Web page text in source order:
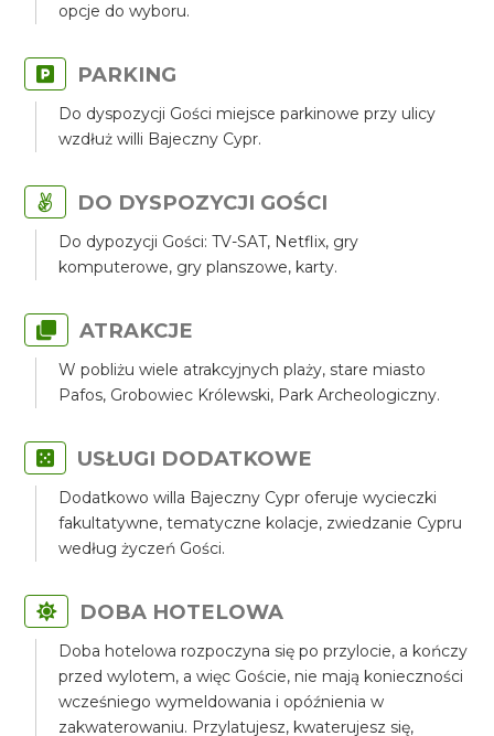
opcje do wyboru.
PARKING
Do dyspozycji Gości miejsce parkinowe przy ulicy
wzdłuż willi Bajeczny Cypr.
DO DYSPOZYCJI GOŚCI
Do dypozycji Gości: TV-SAT, Netflix, gry
komputerowe, gry planszowe, karty.
ATRAKCJE
W pobliżu wiele atrakcyjnych plaży, stare miasto
Pafos, Grobowiec Królewski, Park Archeologiczny.
USŁUGI DODATKOWE
Dodatkowo willa Bajeczny Cypr oferuje wycieczki
fakultatywne, tematyczne kolacje, zwiedzanie Cypru
według życzeń Gości.
DOBA HOTELOWA
Doba hotelowa rozpoczyna się po przylocie, a kończy
przed wylotem, a więc Goście, nie mają konieczności
wcześniego wymeldowania i opóźnienia w
zakwaterowaniu. Przylatujesz, kwaterujesz się,